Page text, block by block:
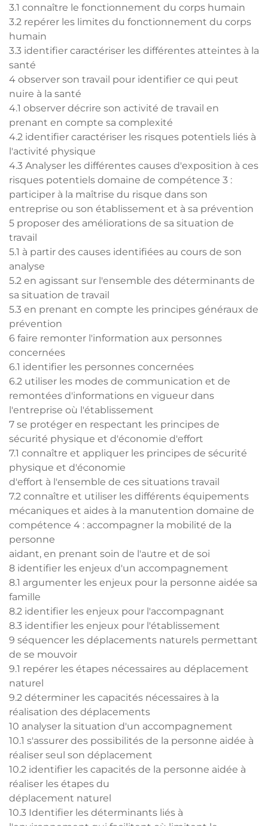
3.1 connaître le fonctionnement du corps humain
3.2 repérer les limites du fonctionnement du corps
humain
3.3 identifier caractériser les différentes atteintes à la
santé
4 observer son travail pour identifier ce qui peut
nuire à la santé
4.1 observer décrire son activité de travail en
prenant en compte sa complexité
4.2 identifier caractériser les risques potentiels liés à
l'activité physique
4.3 Analyser les différentes causes d'exposition à ces
risques potentiels domaine de compétence 3 :
participer à la maîtrise du risque dans son
entreprise ou son établissement et à sa prévention
5 proposer des améliorations de sa situation de
travail
5.1 à partir des causes identifiées au cours de son
analyse
5.2 en agissant sur l'ensemble des déterminants de
sa situation de travail
5.3 en prenant en compte les principes généraux de
prévention
6 faire remonter l'information aux personnes
concernées
6.1 identifier les personnes concernées
6.2 utiliser les modes de communication et de
remontées d'informations en vigueur dans
l'entreprise où l'établissement
7 se protéger en respectant les principes de
sécurité physique et d'économie d'effort
7.1 connaître et appliquer les principes de sécurité
physique et d'économie
d'effort à l'ensemble de ces situations travail
7.2 connaître et utiliser les différents équipements
mécaniques et aides à la manutention domaine de
compétence 4 : accompagner la mobilité de la
personne
aidant, en prenant soin de l'autre et de soi
8 identifier les enjeux d'un accompagnement
8.1 argumenter les enjeux pour la personne aidée sa
famille
8.2 identifier les enjeux pour l'accompagnant
8.3 identifier les enjeux pour l'établissement
9 séquencer les déplacements naturels permettant
de se mouvoir
9.1 repérer les étapes nécessaires au déplacement
naturel
9.2 déterminer les capacités nécessaires à la
réalisation des déplacements
10 analyser la situation d'un accompagnement
10.1 s'assurer des possibilités de la personne aidée à
réaliser seul son déplacement
10.2 identifier les capacités de la personne aidée à
réaliser les étapes du
déplacement naturel
10.3 Identifier les déterminants liés à